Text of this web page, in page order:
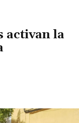
activan la